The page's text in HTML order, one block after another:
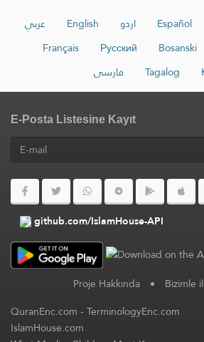
عربي English اردو Español
Français
Русский Bosanski
فارسی
Tagalog
E-Posta Listesine Kayıt
github.com/IslamHouse-API
Proje Hakkında • Bizimle
QuranEnc.com-TerminologyEnc.com
IslamHouse.com